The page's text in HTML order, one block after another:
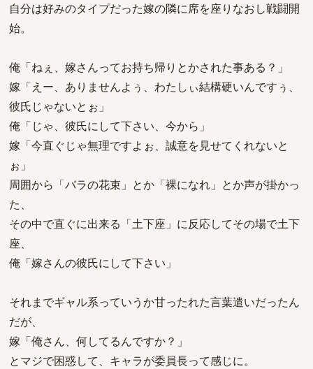
自分は好みのタイプだった嫁の隣に席を座りなおし戦闘開
始。
俺「ねぇ、嫁さんってお持ち帰りとかされた事ある？」
嫁「えー、ありませんよぅ、わたしぃ結構硬いんですぅ、
彼氏じゃないとぉ」
俺「じゃ、彼氏にして下さい、今から」
嫁「今直ぐじゃ無理ですよぉ、誠意を見せてくれないと
ぉ」
周囲から「バラの花束」とか「裸になれ」とか声が掛かっ
た、
その中で直ぐに出来る「土下座」に反応してその場で土下
座、
俺「嫁さんの彼氏にして下さい」
それまでギャル系っていうか甘ったれた言葉遣いだったん
だが、
嫁「俺さん、何してるんですか？」
とマジで困惑して、キャラが委員長って感じに。